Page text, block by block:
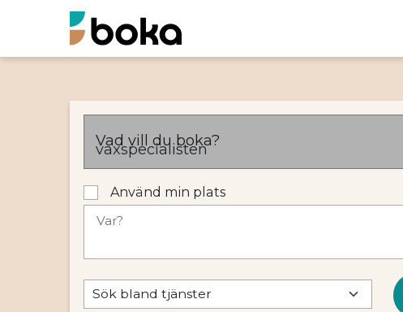
Vad vill du boka?
Använd min plats
Var?